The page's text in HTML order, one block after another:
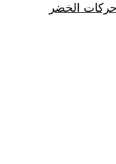
حركات الخضر